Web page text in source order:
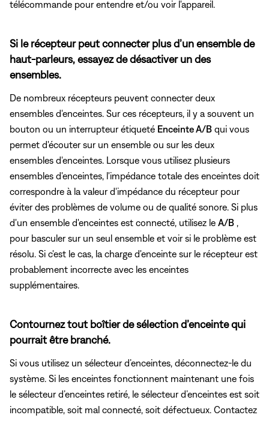
télécommande pour entendre et/ou voir l'appareil.
Si le récepteur peut connecter plus d’un ensemble de
haut-parleurs, essayez de désactiver un des
ensembles.
De nombreux récepteurs peuvent connecter deux
ensembles d'enceintes. Sur ces récepteurs, il y a souvent un
bouton ou un interrupteur étiqueté Enceinte A/B qui vous
permet d'écouter sur un ensemble ou sur les deux
ensembles d'enceintes. Lorsque vous utilisez plusieurs
ensembles d'enceintes, l'impédance totale des enceintes doit
correspondre à la valeur d'impédance du récepteur pour
éviter des problèmes de volume ou de qualité sonore. Si plus
d'un ensemble d'enceintes est connecté, utilisez le A/B
pour basculer sur un seul ensemble et voir si le problème est
résolu. Si c'est le cas, la charge d'enceinte sur le récepteur est
probablement incorrecte avec les enceintes
supplémentaires.
Contournez tout boîtier de sélection d’enceinte qui
pourrait être branché.
Si vous utilisez un sélecteur d’enceintes, déconnectez-le du
système. Si les enceintes fonctionnent maintenant une fois
le sélecteur d’enceintes retiré, le sélecteur d’enceintes est soit
incompatible, soit mal connecté, soit défectueux. Contactez